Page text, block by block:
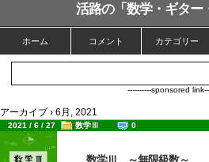
活路の「数学・ギター
ホーム コメント カテゴリー
----------sponsored
アーカイブ › 6月, 2021
2021 / 6 / 27 数学Ⅲ 0